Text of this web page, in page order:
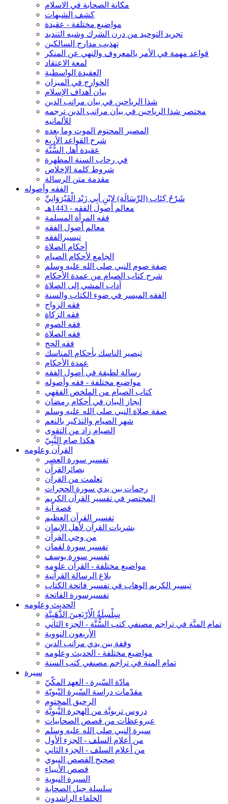
مكانة الصحابة في الاسلام
كشف الشبهات
مواضيع مختلفة - عقيدة
تجريد التوحيد من درن الشرك وشبه التنديد
تهذيب مدارج السالكين
قواعد مهمة في الأمر بالمعروف والنهي عن المنكر
لمعة الاعتقاد
العقيدة الواسطية
الخوارج في الميزان
بيان أهداف الإسلام
شذا الرياحين في بيان مراتب الدين
مختصر شذا الرياحين في بيان مراتب الدين ترجمه
للألمانيه
المصير المحتوم الموت وما بعده
شرح القواعد الأربع
عقيدة أهل السُّنَّة
في رحاب السنة المطهرة
شروط كلمة الإخلاص
مقدمة متن الرسالة
الفقه وأصوله
شَرْحُ كِتَاب (الرِّسَالَة) لابْنِ أبِي زَيْد الْقَيْرَوَانِيِّ
معالم أصول الفقه - 1443هـ
فقه المرأة المسلمة
معالم أصول الفقه
تيسيرالفقه
أحكام الصلاة
الجامع لأحكام الصيام
صفة صوم النبي صلى الله عليه وسلم
شرح كتاب الصيام من عمدة الأحكام
آداب المشي إلى الصلاة
الفقه الميسر في ضوء الكتاب والسنة
فقه الزواج
فقه الزكاة
فقه الصوم
فقه الصلاة
فقه الحج
تبصير الناسك بأحكام المناسك
عمدة الأحكام
رسالة لطيفة في أصول الفقه
مواضيع مختلفة - فقه وأصوله
كتاب الصيام من الملخص الفقهي
إيجاز البيان في أحكام رمضان
صفة صلاة النبي صلى الله عليه وسلم
شهر الصيام والتذكير بالنعم
الصيام زاد من التقوى
هكذا صام النَّبِيّ
القرآن وعلومه
تفسير سورة العصر
بصائرالقرآن
تعلمت من القرآن
رحمات بين يدي سورة الحجرات
المختصر في تفسير القرآن الكريم
قصة آية
تفسير القرآن العظيم
بشريات القرآن لأهل الإيمان
من وحي القرآن
تفسير سورة لقمان
تفسير سورة يوسف
مواضيع مختلفة - القرآن علومه
بلاغ الرسالة القرآنية
تيسير الكريم الوهاب في تفسير فاتحة الكتاب
تفسيرسورة الفاتحة
الحديث وعلومه
سِلْسِلَةُ الْأرْبَعِينَ الذَّهَبِيَّة
تمام المنَّة في تراجم مصنفي كتب السُّنَّة - الجزء الثاني
الأربعون النووية
وقفة بين يدي مراتب الدين
مواضيع مختلفة - الحديث وعلومه
تمام المنة في تراجم مصنفي كتب السنة
سيرة
مادّة السّيرة - العهد المكّيّ
مقدّمات دراسة السّيرة النّبويّة
الرحيق المختوم
دروس تربويَّة من الهجرة النَّبويَّة
عبروعظات من قصص الصحابيات
سيرة النبي صلى الله عليه وسلم
من أعلام السلف - الجزء الأول
من أعلام السلف - الجزء الثاني
صحيح القصص النبوي
قصص الأنبياء
السيرة النبوية
سلسلة جيل الصحابة
الخلفاء الراشدون